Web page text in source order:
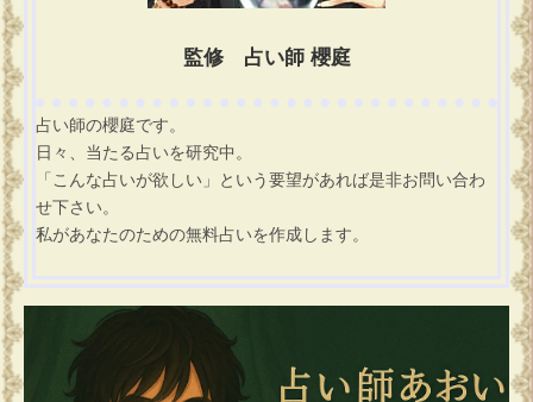
監修 占い師 櫻庭
占い師の櫻庭です。
日々、当たる占いを研究中。
「こんな占いが欲しい」という要望があれば是非お問い合わ
せ下さい。
私があなたのための無料占いを作成します。